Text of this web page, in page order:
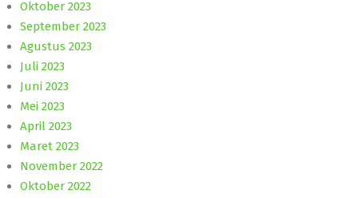
Oktober 2023
September 2023
Agustus 2023
Juli 2023
Juni 2023
Mei 2023
April 2023
Maret 2023
November 2022
Oktober 2022